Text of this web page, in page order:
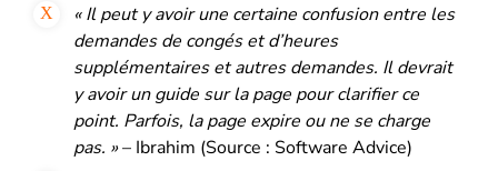
« Il peut y avoir une certaine confusion entre les
demandes de congés et d’heures
supplémentaires et autres demandes. Il devrait
y avoir un guide sur la page pour clarifier ce
point. Parfois, la page expire ou ne se charge
pas. »– Ibrahim (Source : Software Advice)